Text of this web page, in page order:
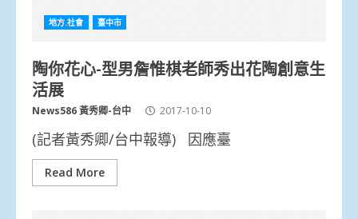
地方.社會 臺中市
陶你花心-型男詹惟棋老師秀出花陶創意生
活展
News586 黃秀卿-台中 2017-10-10
(記者黃秀卿/台中報導) 因應臺
Read More